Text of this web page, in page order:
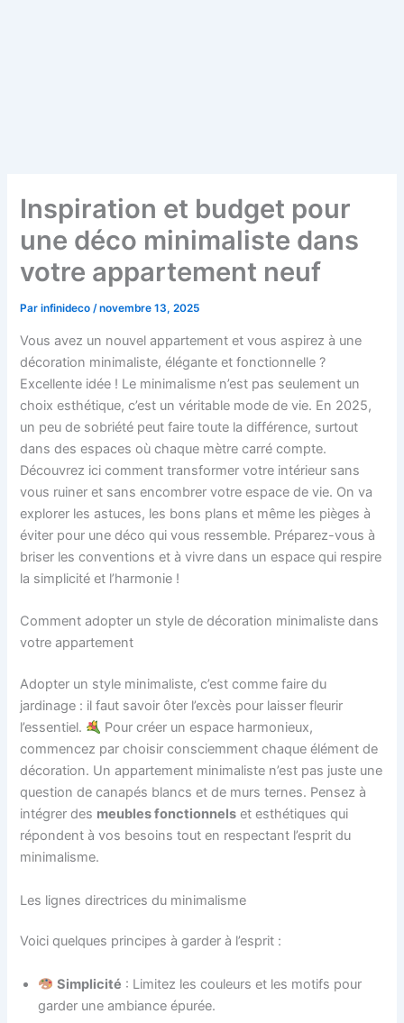
Inspiration et budget pour
une déco minimaliste dans
votre appartement neuf
Parinfinideco/novembre 13, 2025
Vous avez un nouvel appartement et vous aspirez à une
décoration minimaliste, élégante et fonctionnelle ?
Excellente idée ! Le minimalisme n’est pas seulement un
choix esthétique, c’est un véritable mode de vie. En 2025,
un peu de sobriété peut faire toute la différence, surtout
dans des espaces où chaque mètre carré compte.
Découvrez ici comment transformer votre intérieur sans
vous ruiner et sans encombrer votre espace de vie. On va
explorer les astuces, les bons plans et même les pièges à
éviter pour une déco qui vous ressemble. Préparez-vous à
briser les conventions et à vivre dans un espace qui respire
la simplicité et l’harmonie !
Comment adopter un style de décoration minimaliste dans
votre appartement
Adopter un style minimaliste, c’est comme faire du
jardinage : il faut savoir ôter l’excès pour laisser fleurir
l’essentiel.
Pour créer un espace harmonieux,
commencez par choisir consciemment chaque élément de
décoration. Un appartement minimaliste n’est pas juste une
question de canapés blancs et de murs ternes. Pensez à
intégrer des meubles fonctionnels et esthétiques qui
répondent à vos besoins tout en respectant l’esprit du
minimalisme.
Les lignes directrices du minimalisme
Voici quelques principes à garder à l’esprit :
Simplicité : Limitez les couleurs et les motifs pour
garder une ambiance épurée.